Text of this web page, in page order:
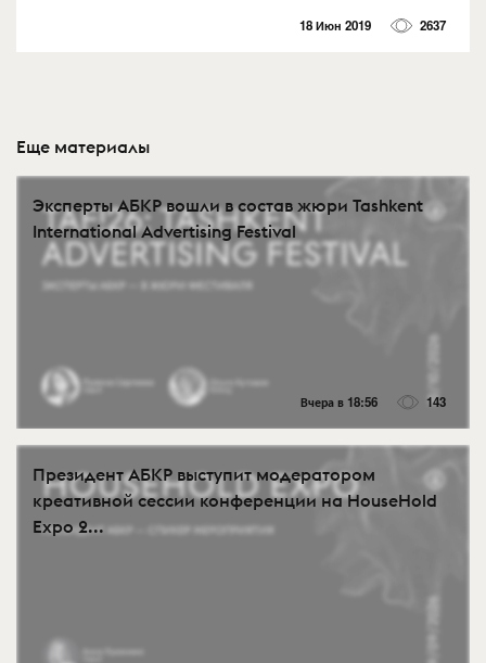
18 Июн 2019 2637
Еще материалы
Эксперты АБКР вошли в состав жюри Tashkent
International Advertising Festival
Вчера в 18:56 143
Президент АБКР выступит модератором
креативной сессии конференции на HouseHold
Expo 2...